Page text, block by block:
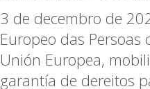
3 de decembro de
Europeo das Persoas
Unión Europea,
garantía de dereitos